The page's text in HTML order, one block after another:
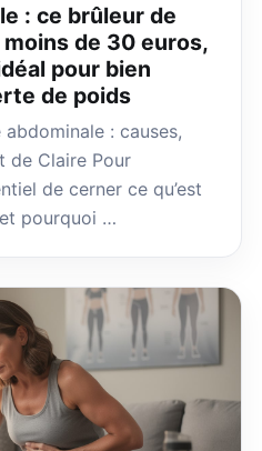
: ce brûleur de
de 30 euros,
pour bien
de poids
: causes,
de Claire Pour
de cerner ce qu’est
pourquoi …